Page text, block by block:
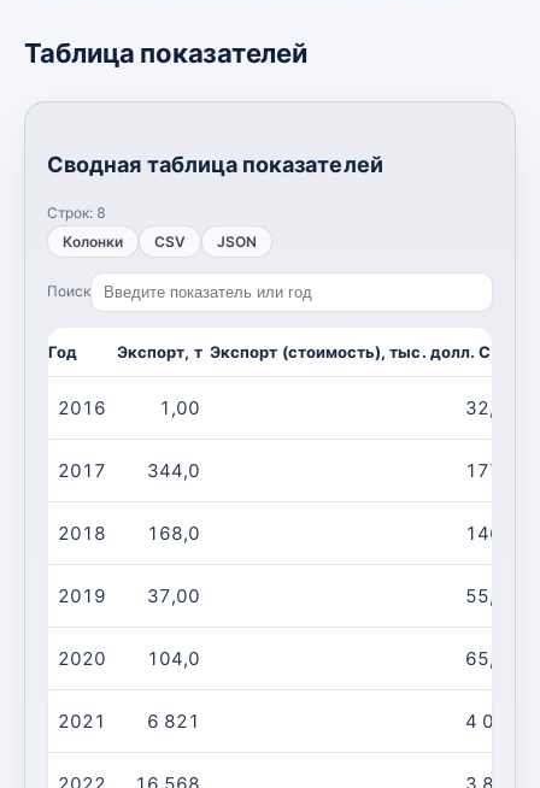
Таблица показателей
Сводная таблица показателей
Строк: 8
Колонки
CSV JSON
Поиск
Год Экспорт, т Экспорт (стоимость), тыс. долл. США
2016 1,00 32,00
2017 344,0 177,0
2018 168,0 146,0
2019 37,00 55,00
2020 104,0 65,00
2021 6 821 4 088